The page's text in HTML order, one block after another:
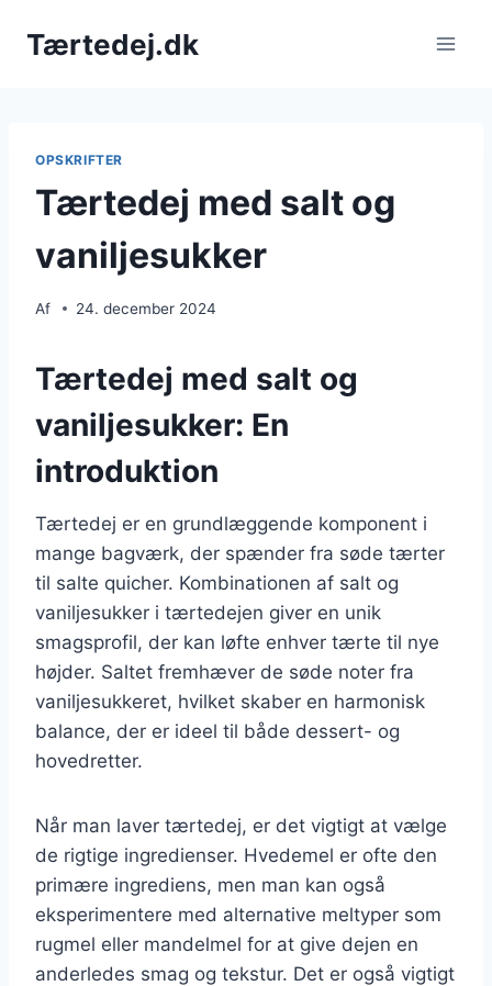
Tærtedej.dk
OPSKRIFTER
Tærtedej med salt og
vaniljesukker
Af 24. december 2024
Tærtedej med salt og
vaniljesukker: En
introduktion
Tærtedej er en grundlæggende komponent i
mange bagværk, der spænder fra søde tærter
til salte quicher. Kombinationen af salt og
vaniljesukker i tærtedejen giver en unik
smagsprofil, der kan løfte enhver tærte til nye
højder. Saltet fremhæver de søde noter fra
vaniljesukkeret, hvilket skaber en harmonisk
balance, der er ideel til både dessert- og
hovedretter.
Når man laver tærtedej, er det vigtigt at vælge
de rigtige ingredienser. Hvedemel er ofte den
primære ingrediens, men man kan også
eksperimentere med alternative meltyper som
rugmel eller mandelmel for at give dejen en
anderledes smag og tekstur. Det er også vigtigt